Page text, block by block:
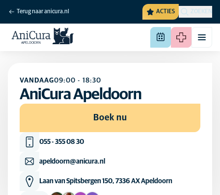
Terug naar anicura.nl ACTIES ZOEKEN
VANDAAG09:00 - 18:30
AniCura Apeldoorn
Boek nu
055 - 355 08 30
apeldoorn@anicura.nl
Laan van Spitsbergen 150, 7336 AX Apeldoorn